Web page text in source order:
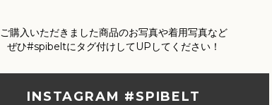
ご購入いただきました商品のお写真や着用写真など
ぜひ#spibeltにタグ付けしてUPしてください！
INSTAGRAM #SPIBELT